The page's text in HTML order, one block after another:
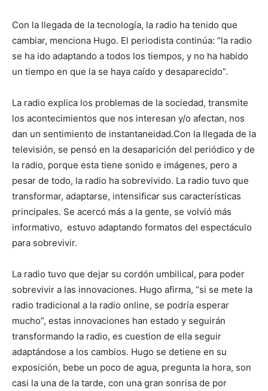
Con la llegada de la tecnología, la radio ha tenido que
cambiar, menciona Hugo. El periodista continúa: “la radio
se ha ido adaptando a todos los tiempos, y no ha habido
un tiempo en que la se haya caído y desaparecido”.
La radio explica los problemas de la sociedad, transmite
los acontecimientos que nos interesan y/o afectan, nos
dan un sentimiento de instantaneidad.Con la llegada de la
televisión, se pensó en la desaparición del periódico y de
la radio, porque esta tiene sonido e imágenes, pero a
pesar de todo, la radio ha sobrevivido. La radio tuvo que
transformar, adaptarse, intensificar sus características
principales. Se acercó más a la gente, se volvió más
informativo, estuvo adaptando formatos del espectáculo
para sobrevivir.
La radio tuvo que dejar su cordón umbilical, para poder
sobrevivir a las innovaciones. Hugo afirma, “si se mete la
radio tradicional a la radio online, se podría esperar
mucho”, estas innovaciones han estado y seguirán
transformando la radio, es cuestion de ella seguir
adaptándose a los cambios. Hugo se detiene en su
exposición, bebe un poco de agua, pregunta la hora, son
casi la una de la tarde, con una gran sonrisa de por